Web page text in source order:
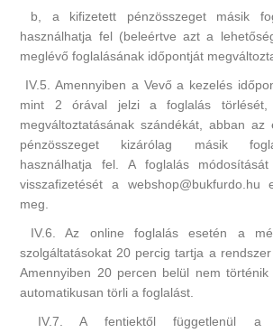
b, a kifizetett pénzösszeget másik
használhatja fel (beleértve azt a
meglévő foglalásának időpontját
IV.5. Amennyiben a Vevő a kezelés
mint 2 órával jelzi a foglalás törlését,
megváltoztatásának szándékát, abban az
pénzösszeget kizárólag másik
használhatja fel. A foglalás
visszafizetését a webshop@bukfurdo.hu
meg.
IV.6. Az online foglalás esetén a
szolgáltatásokat 20 percig tartja a rendszer
Amennyiben 20 percen belül nem
automatikusan törli a foglalást.
IV.7. A fentiektől függetlenül a